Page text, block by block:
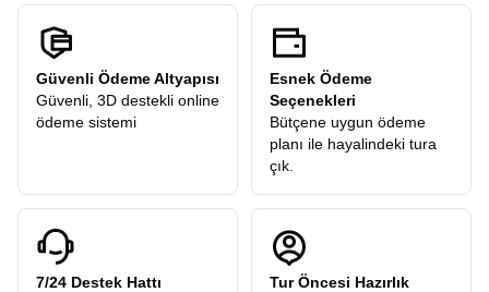
Güvenli Ödeme Altyapısı
Güvenli, 3D destekli online
ödeme sistemi
Esnek Ödeme
Seçenekleri
Bütçene uygun ödeme
planı ile hayalindeki tura
çık.
7/24 Destek Hattı
Tur Öncesi Hazırlık